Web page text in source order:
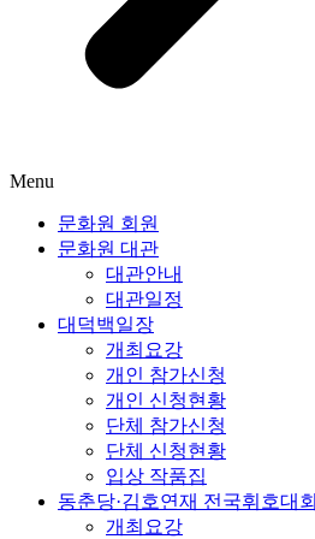
Menu
문화원 회원
문화원 대관
대관안내
대관일정
대덕백일장
개최요강
개인 참가신청
개인 신청현황
단체 참가신청
단체 신청현황
입상 작품집
동춘당·김호연재 전국휘호대회
개최요강